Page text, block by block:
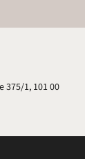
375/1, 101 00